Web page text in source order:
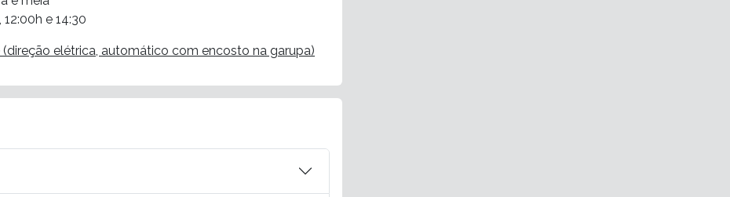
e 14:30
(direção elétrica, automático com encosto na garupa)